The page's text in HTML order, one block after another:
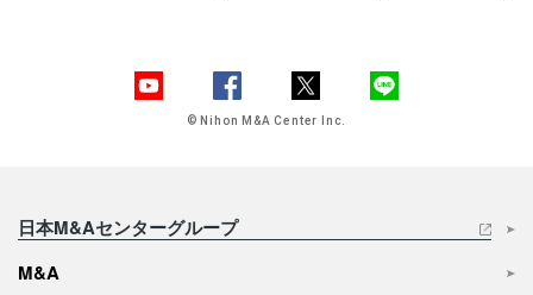
© Nihon M&A Center Inc.
日本M&Aセンターグループ
M&A